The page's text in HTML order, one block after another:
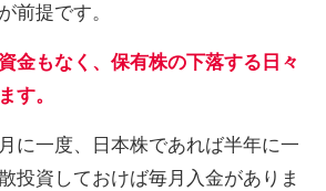
前提です。
金もなく、保有株の下落する日々
す。
に一度、日本株であれば半年に一
投資しておけば毎月入金がありま